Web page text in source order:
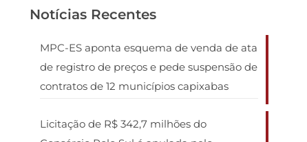
Notícias Recentes
MPC-ES aponta esquema de venda de ata
de registro de preços e pede suspensão de
contratos de 12 municípios capixabas
Licitação de R$ 342,7 milhões do